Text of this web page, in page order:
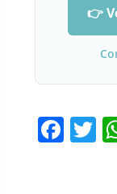
👉
F T